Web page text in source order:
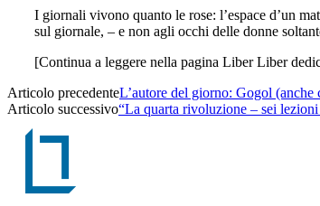
I giornali vivono quanto le rose: l’espace d’un
sul giornale, – e non agli occhi delle donne
[Continua a leggere nella pagina Liber Liber
Articolo precedenteL’autore del giorno: Gogol
Articolo successivo“La quarta rivoluzione – sei